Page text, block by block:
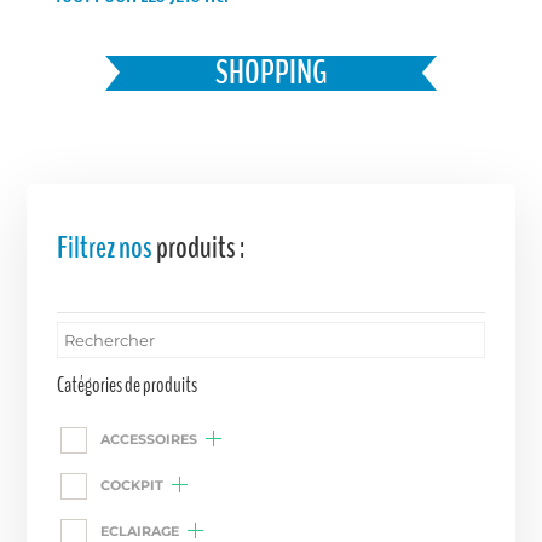
SHOPPING
Filtrez nosproduits :
Catégories de produits
ACCESSOIRES
COCKPIT
ECLAIRAGE